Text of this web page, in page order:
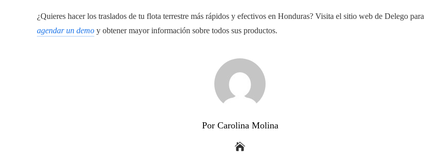
¿Quieres hacer los traslados de tu flota terrestre más rápidos y efectivos en Honduras? Visita el sitio web de Delego para
agendar un demo y obtener mayor información sobre todos sus productos.
Por Carolina Molina